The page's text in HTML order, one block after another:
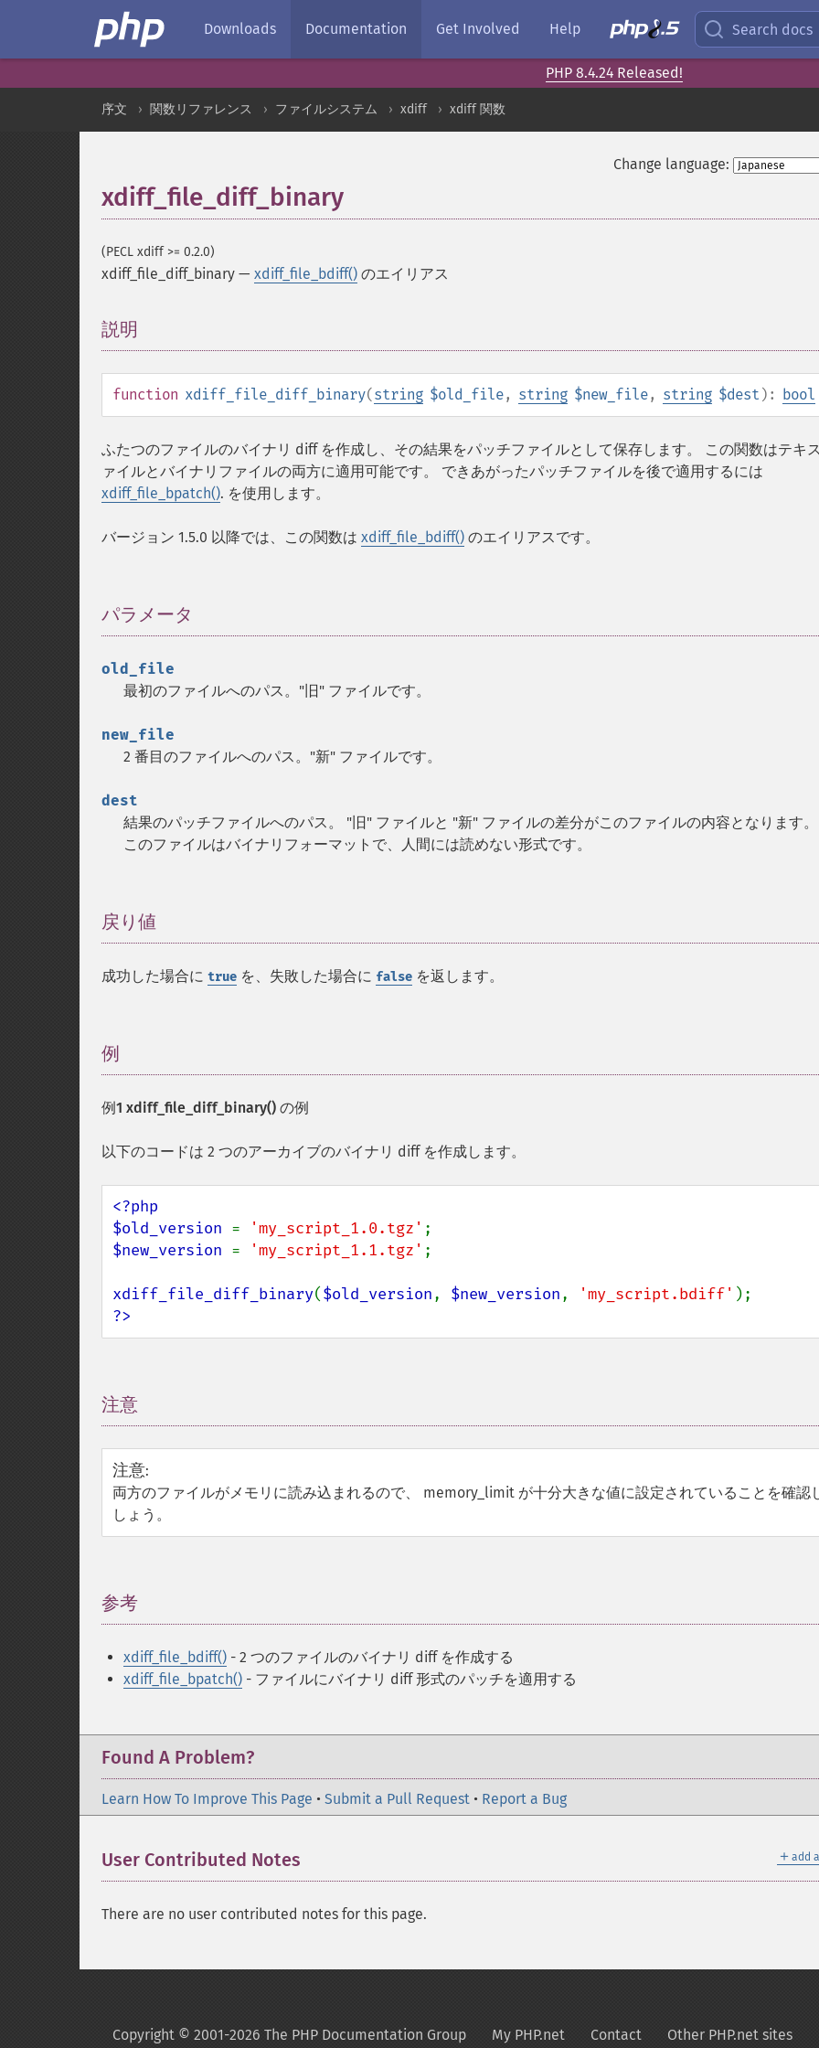
Downloads Documentation Get Involved Help Search docs
PHP 8.4.24 Released!
序文 関数リファレンス ファイルシステム xdiff xdiff 関数
Change language:
xdiff_file_diff_binary
(PECL xdiff >= 0.2.0)
xdiff_file_diff_binary — xdiff_file_bdiff() のエイリアス
説明
function xdiff_file_diff_binary(string $old_file, string $new_file, string $dest ): bool
ふたつのファイルのバイナリ diff を作成し、その結果をパッチファイルとして保存します。 この関数はテキ
ァイルとバイナリファイルの両方に適用可能です。 できあがったパッチファイルを後で適用するには
xdiff_file_bpatch(). を使用します。
バージョン 1.5.0 以降では、この関数は xdiff_file_bdiff() のエイリアスです。
パラメータ
old_file
最初のファイルへのパス。"旧" ファイルです。
new_file
2 番目のファイルへのパス。"新" ファイルです。
dest
結果のパッチファイルへのパス。 "旧" ファイルと "新" ファイルの差分がこのファイルの内容となります。
このファイルはバイナリフォーマットで、人間には読めない形式です。
戻り値
成功した場合に true を、失敗した場合に false を返します。
例
例1 xdiff_file_diff_binary() の例
以下のコードは 2 つのアーカイブのバイナリ diff を作成します。
<?php
$old_version = 'my_script_1.0.tgz'
$new_version = 'my_script_1.1.tgz' ;
xdiff_file_diff_binary($old_version, $new_version, 'my_script.bdiff'
?>
注意
注意:
両方のファイルがメモリに読み込まれるので、 memory_limit が十分大きな値に設定されていることを確認
しょう。
参考
xdiff_file_bdiff() - 2 つのファイルのバイナリ diff を作成する
xdiff_file_bpatch() - ファイルにバイナリ diff 形式のパッチを適用する
Found A Problem?
Learn How To Improve This Page • Submit a Pull Request • Report a Bug
＋ add
User Contributed Notes
There are no user contributed notes for this page.
Copyright © 2001-2026 The PHP Documentation Group My PHP.net Contact Other PHP.net sites